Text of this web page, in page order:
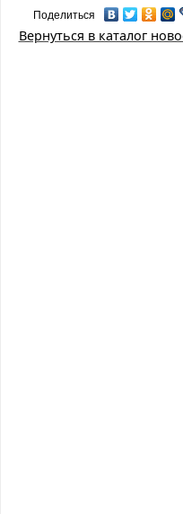
Поделиться
Вернуться в каталог